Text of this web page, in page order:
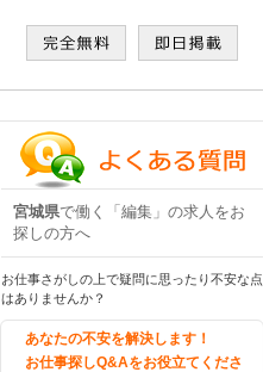
宮城県で働く「編集」の求人をお
探しの方へ
お仕事さがしの上で疑問に思ったり不安な点
はありませんか？
あなたの不安を解決します！
お仕事探しQ&Aをお役立てくださ